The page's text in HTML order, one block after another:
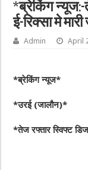
*ब्रेकिंग न्यूज:-
ई-रिक्सा मे
Admin April
*ब्रेकिंग न्यूज*
*उरई (जालौन)*
*तेज रफ्तार स्विफ्ट